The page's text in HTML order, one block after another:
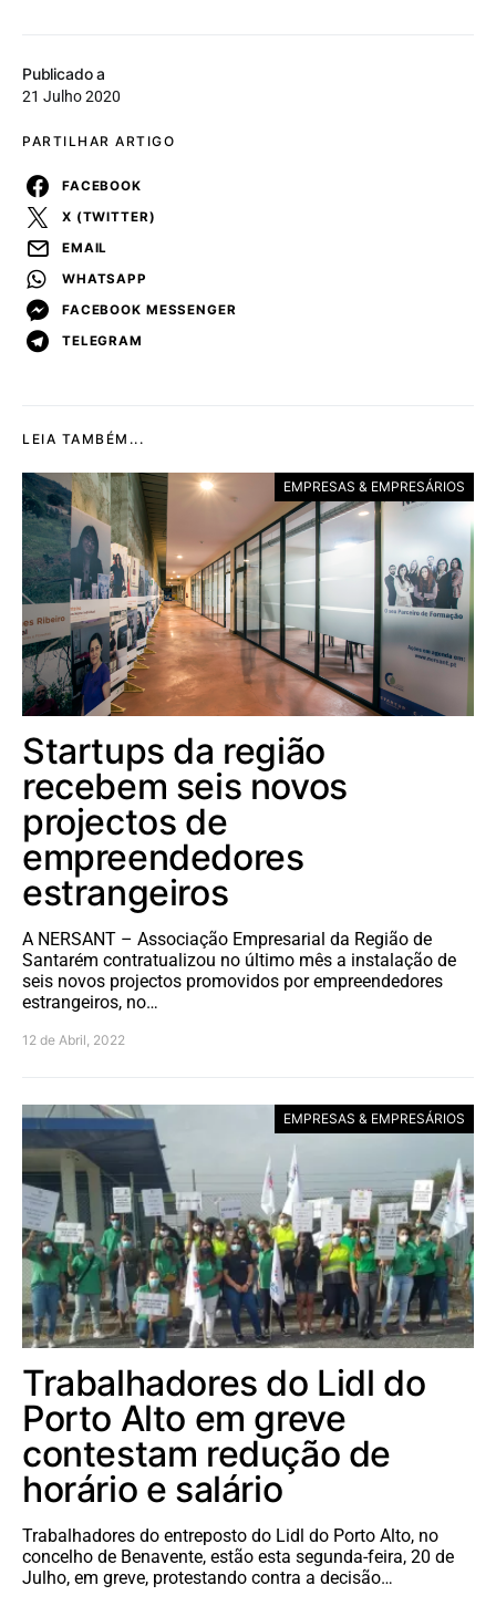
Publicado a
21 Julho 2020
PARTILHAR ARTIGO
FACEBOOK
X (TWITTER)
EMAIL
WHATSAPP
FACEBOOK MESSENGER
TELEGRAM
LEIA TAMBÉM...
EMPRESAS & EMPRESÁRIOS
Startups da região
recebem seis novos
projectos de
empreendedores
estrangeiros
A NERSANT – Associação Empresarial da Região de
Santarém contratualizou no último mês a instalação de
seis novos projectos promovidos por empreendedores
estrangeiros, no…
12 de Abril, 2022
EMPRESAS & EMPRESÁRIOS
Trabalhadores do Lidl do
Porto Alto em greve
contestam redução de
horário e salário
Trabalhadores do entreposto do Lidl do Porto Alto, no
concelho de Benavente, estão esta segunda-feira, 20 de
Julho, em greve, protestando contra a decisão…